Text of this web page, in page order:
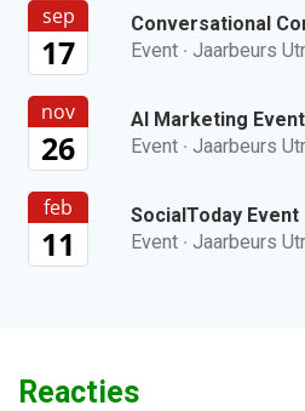
sep
17
Conversational
Event · Jaarbeurs
nov
26
AI Marketing Event
Event · Jaarbeurs
feb
11
SocialToday Event
Event · Jaarbeurs
Reacties